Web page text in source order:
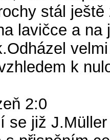
stál
lavičce a na
k
2:0
se již